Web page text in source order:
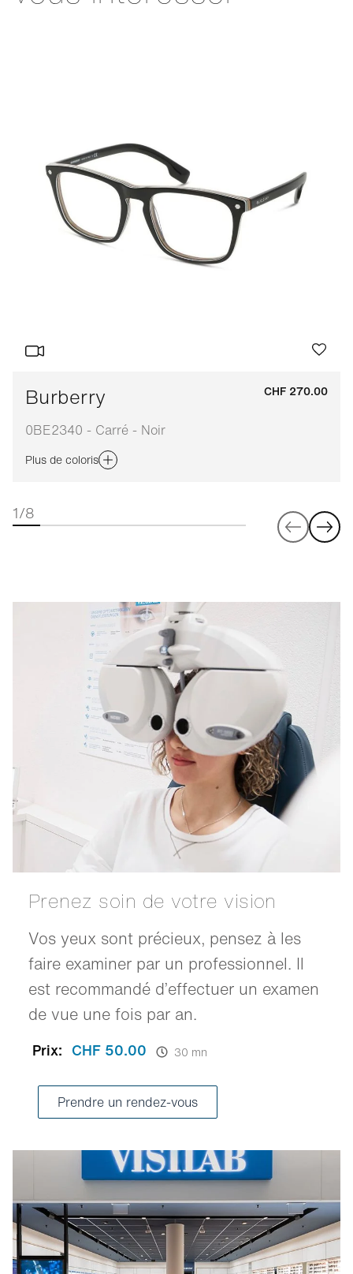
Burberry
0BE2340 - Carré - Noir
CHF 270.00
Plus de coloris
1/8
Prenez soin de votre vision
Vos yeux sont précieux, pensez à les
faire examiner par un professionnel. Il
est recommandé d’effectuer un examen
de vue une fois par an.
Prix: CHF 50.00 30 mn
Prendre un rendez-vous